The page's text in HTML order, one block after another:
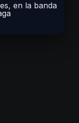
en la banda